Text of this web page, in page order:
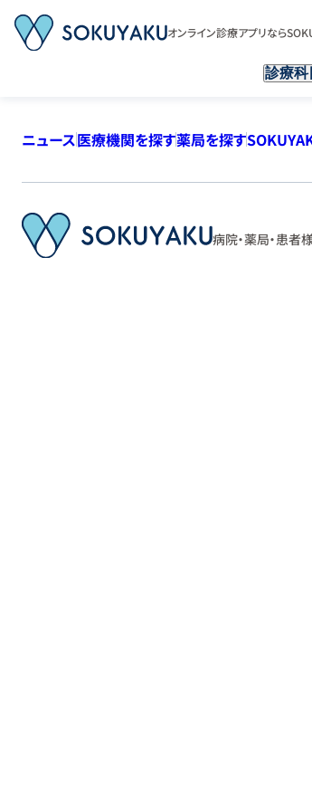
オンライン診療アプリなら
診療科
ニュース医療機関を探す薬局を探す
病院・薬局・患者